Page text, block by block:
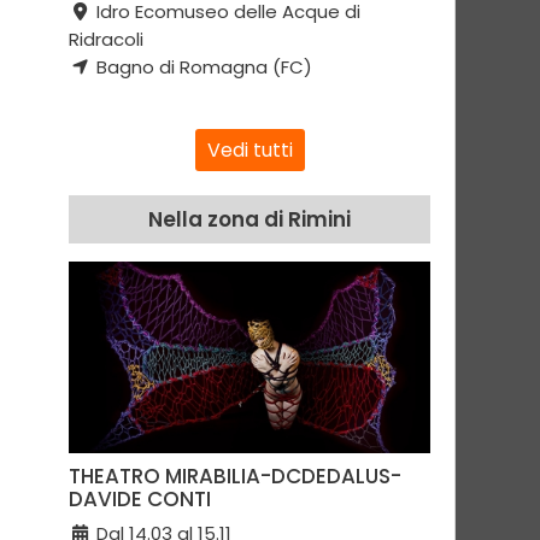
Idro Ecomuseo delle Acque di
Ridracoli
Bagno di Romagna (FC)
Vedi tutti
Nella zona di Rimini
THEATRO MIRABILIA-DCDEDALUS-
DAVIDE CONTI
Dal 14.03 al 15.11